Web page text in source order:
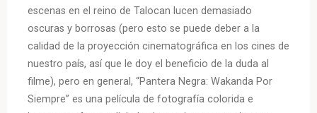
escenas en el reino de Talocan lucen demasiado
oscuras y borrosas (pero esto se puede deber a la
calidad de la proyección cinematográfica en los cines de
nuestro país, así que le doy el beneficio de la duda al
filme), pero en general, “Pantera Negra: Wakanda Por
Siempre” es una película de fotografía colorida e